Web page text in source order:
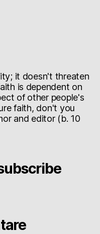
it doesn't threaten
is dependent on
of other people's
faith, don't you
and editor (b. 10